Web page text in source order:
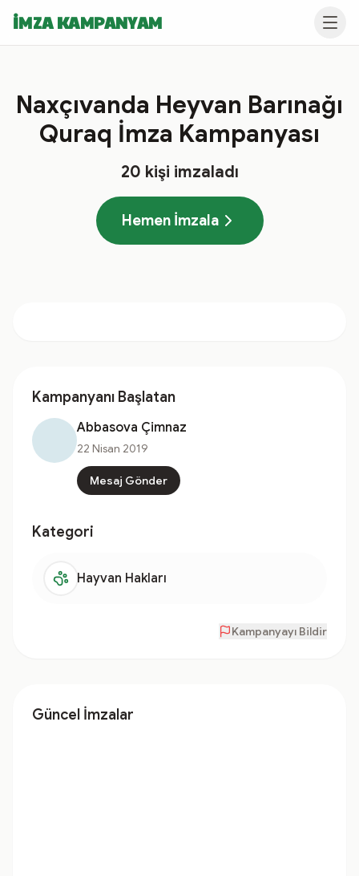
İMZA KAMPANYAM
Naxçıvanda Heyvan Barınağı
Quraq İmza Kampanyası
20 kişi imzaladı
Hemen İmzala
Kampanyanı Başlatan
Abbasova Çimnaz
22 Nisan 2019
Mesaj Gönder
Kategori
Hayvan Hakları
Kampanyayı Bildir
Güncel İmzalar